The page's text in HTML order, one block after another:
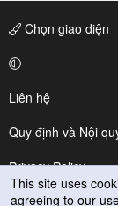
Chọn giao diện
Liên hệ
Quy định và Nội
Privacy Policy
Trợ giúp
This site uses
agreeing to our